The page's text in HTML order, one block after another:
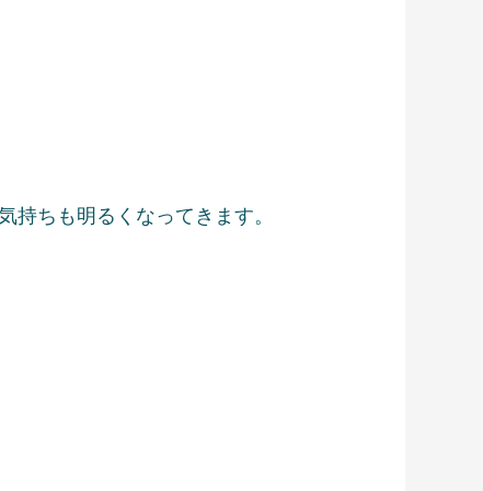
ちも明るくなってきます。